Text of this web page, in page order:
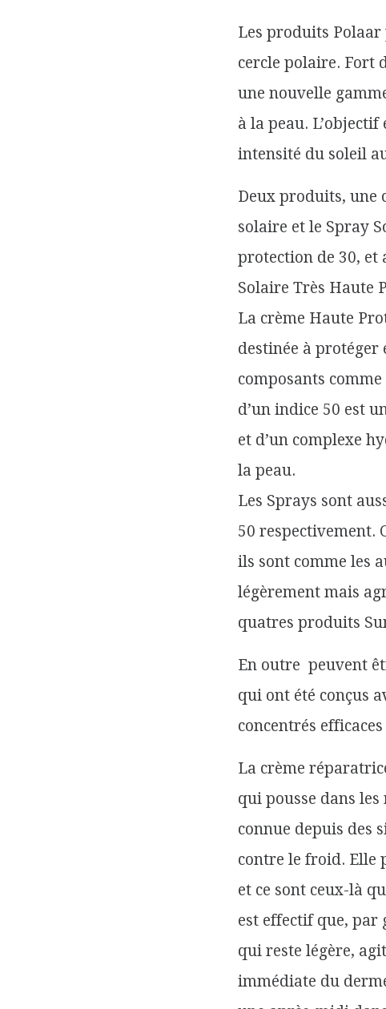
Les produits
cercle polaire. Fort
une nouvelle
à la peau.
intensité du soleil
Deux produits, une
solaire et le Spray
protection de 30, et
Solaire Très Haute
La crème Haute
destinée à protéger
composants
d’un indice 50 est
et d’un complexe
la peau.
Les Sprays sont
50 respectivement.
ils sont comme les
légèrement mais
quatres produits
En outre peuvent
qui ont été conçus
concentrés
La crème
qui pousse dans
connue depuis des
contre le froid. Elle
et ce sont ceux-là
est effectif que, par
qui reste légère,
immédiate du